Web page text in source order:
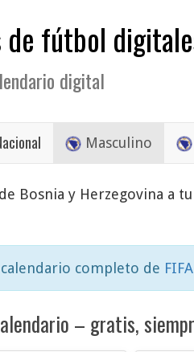
de fútbol
digital
Masculino
Bosnia y Herzegovina a
completo de
– gratis,